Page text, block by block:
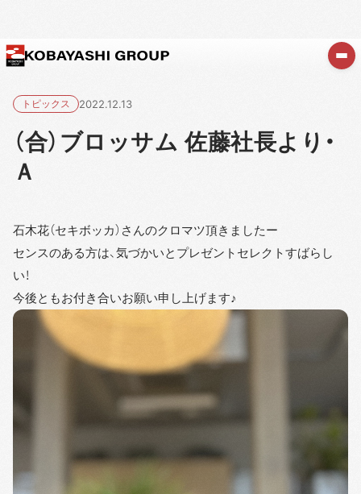
トピックス 2022.12.13
（合）ブロッサム 佐藤社長より・
Ａ
石木花（セキボッカ）さんのクロマツ頂きましたー
センスのある方は、気づかいとプレゼントセレクトすばらし
い！
今後ともお付き合いお願い申し上げます♪